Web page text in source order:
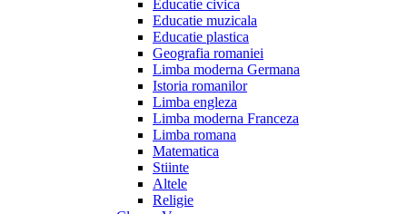
Educatie civica
Educatie muzicala
Educatie plastica
Geografia romaniei
Limba moderna Germana
Istoria romanilor
Limba engleza
Limba moderna Franceza
Limba romana
Matematica
Stiinte
Altele
Religie